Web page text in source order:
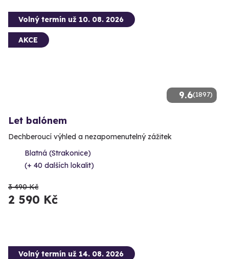
9.6(1897)
Volný termín už 10. 08. 2026
AKCE
Let balónem
Dechberoucí výhled a nezapomenutelný zážitek
Blatná (Strakonice)
(+ 40 dalších lokalit)
3 490 Kč
2 590 Kč
Volný termín už 14. 08. 2026